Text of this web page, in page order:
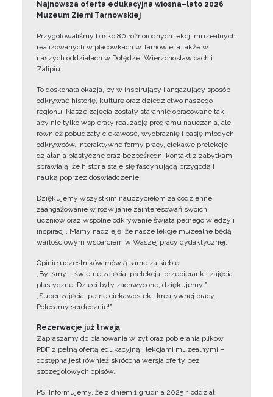
Najnowsza oferta edukacyjna wiosna–lato 2026
Muzeum Ziemi Tarnowskiej
Przygotowaliśmy blisko 80 różnorodnych lekcji muzealnych
realizowanych w placówkach w Tarnowie, a także w
naszych oddziałach w Dołędze, Wierzchosławicach i
Zalipiu.
To doskonała okazja, by w inspirujący i angażujący sposób
odkrywać historię, kulturę oraz dziedzictwo naszego
regionu. Nasze zajęcia zostały starannie opracowane tak,
aby nie tylko wspierały realizację programu nauczania, ale
również pobudzały ciekawość, wyobraźnię i pasję młodych
odkrywców. Interaktywne formy pracy, ciekawe prelekcje,
działania plastyczne oraz bezpośredni kontakt z zabytkami
sprawiają, że historia staje się fascynującą przygodą i
nauką poprzez doświadczenie.
Dziękujemy wszystkim nauczycielom za codzienne
zaangażowanie w rozwijanie zainteresowań swoich
uczniów oraz wspólne odkrywanie świata pełnego wiedzy i
inspiracji. Mamy nadzieję, że nasze lekcje muzealne będą
wartościowym wsparciem w Waszej pracy dydaktycznej.
Opinie uczestników mówią same za siebie:
„Byliśmy – świetne zajęcia, prelekcja, przebieranki, zajęcia
plastyczne. Dzieci były zachwycone, dziękujemy!”
„Super zajęcia, pełne ciekawostek i kreatywnej pracy.
Polecamy serdecznie!”
Rezerwacje już trwają
Zapraszamy do planowania wizyt oraz pobierania plików
PDF z pełną ofertą edukacyjną i lekcjami muzealnymi –
dostępna jest również skrócona wersja oferty bez
szczegółowych opisów.
PS. Informujemy, że z dniem 1 grudnia 2025 r. oddział